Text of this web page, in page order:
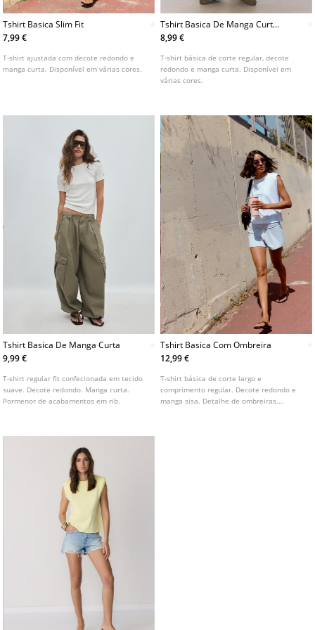
Tshirt Basica Slim Fit
7,99 €
T-shirt ajustada com decote redondo e
manga curta. Disponível em várias cores.
Tshirt Basica De Manga Curta
E Decote Redondo
8,99 €
T-shirt básica de corte regular, decote
redondo e manga curta. Disponível em
várias cores.
Tshirt Basica De Manga Curta
9,99 €
T-shirt regular fit confecionada em tecido
suave. Decote redondo. Manga curta.
Pormenor de acabamentos em rib.
Tshirt Basica Com Ombreira
12,99 €
T-shirt básica de corte largo e
comprimento regular. Decote redondo e
manga sisa. Detalhe de ombreiras.